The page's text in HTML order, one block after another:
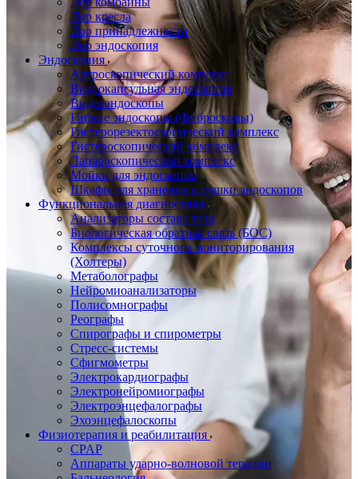
Лор кресла
Лор принадлежности
Лор эндоскопия
Эндоскопия
Артроскопический комплекс
Видеокапсульная эндоскопия
Видеоэндоскопы
Гибкие эндоскопы (Фиброcкопы)
Гистерорезектоскопический комплекс
Гистероскопический комплекс
Лапароскопический комплекс
Мойки для эндоскопов
Шкафы для хранения и сушки эндоскопов
Функциональная диагностика
Анализаторы состава тела
Биологическая обратная связь (БОС)
Комплексы суточного мониторирования
(Холтеры)
Метаболографы
Нейромиоанализаторы
Полисомнографы
Реографы
Спирографы и спирометры
Стресс-системы
Сфигмометры
Электрокардиографы
Электронейромиографы
Электроэнцефалографы
Эхоэнцефалоскопы
Физиотерапия и реабилитация
CPAP
Аппараты ударно-волновой терапии